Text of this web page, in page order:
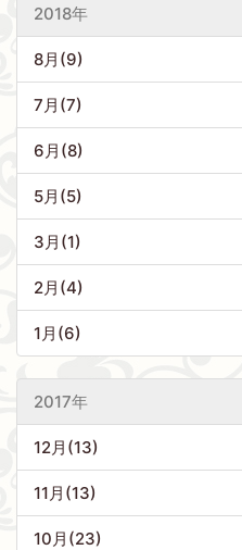
2018年
8月(9)
7月(7)
6月(8)
5月(5)
3月(1)
2月(4)
1月(6)
2017年
12月(13)
11月(13)
10月(23)